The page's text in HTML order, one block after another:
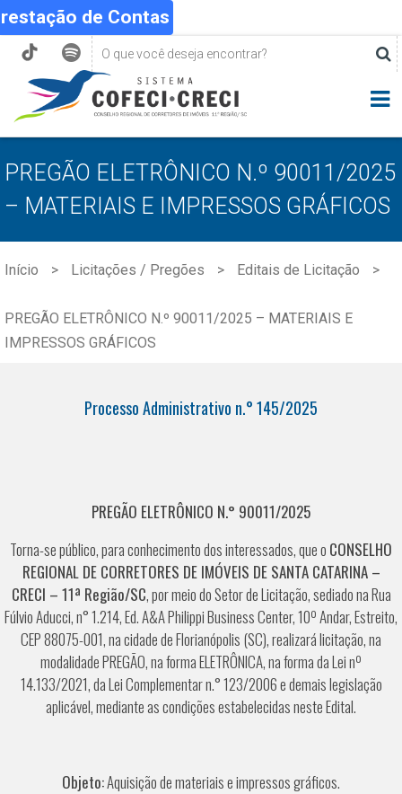
de Contas
PREGÃO ELETRÔNICO N.º 90011/2025
– MATERIAIS E IMPRESSOS GRÁFICOS
Início Licitações / Pregões Editais de Licitação
PREGÃO ELETRÔNICO N.º 90011/2025 – MATERIAIS E
IMPRESSOS GRÁFICOS
Processo Administrativo n.° 145/2025
PREGÃO ELETRÔNICO N.° 90011/2025
Torna-se público, para conhecimento dos interessados, que o CONSELHO
REGIONAL DE CORRETORES DE IMÓVEIS DE SANTA CATARINA –
CRECI – 11ª Região/SC, por meio do Setor de Licitação, sediado na Rua
Fúlvio Aducci, n° 1.214, Ed. A&A Philippi Business Center, 10º Andar, Estreito,
CEP 88075-001, na cidade de Florianópolis (SC), realizará licitação, na
modalidade PREGÃO, na forma ELETRÔNICA, na forma da Lei nº
14.133/2021, da Lei Complementar n.° 123/2006 e demais legislação
aplicável, mediante as condições estabelecidas neste Edital.
Objeto:Aquisição de materiais e impressos gráficos.